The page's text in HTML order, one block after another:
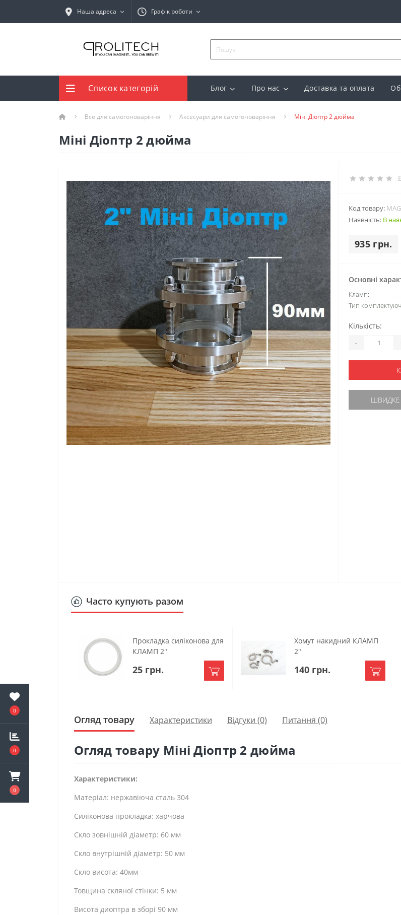
0
0
0
Наша адреса Графік роботи
Список категорій Блог Про нас Доставка та оплата
Все для самогоноваріння Аксесуари для самогоноваріння Міні Діоптр 2 дюйма
Міні Діоптр 2 дюйма
Код товару:
Наявність: В
935 грн.
Основні
Кламп:
Тип
Кількість:
-
Часто купують разом
Прокладка силіконова для
КЛАМП 2"
25 грн.
Хомут накидний КЛАМП
2"
140 грн.
Огляд товару Характеристики Відгуки (0) Питання (0)
Огляд товару Міні Діоптр 2 дюйма
Характеристики:
Матеріал: нержавіюча сталь 304
Силіконова прокладка: харчова
Скло зовнішній діаметр: 60 мм
Скло внутрішній діаметр: 50 мм
Скло висота: 40мм
Товщина скляної стінки: 5 мм
Висота диоптра в зборі 90 мм